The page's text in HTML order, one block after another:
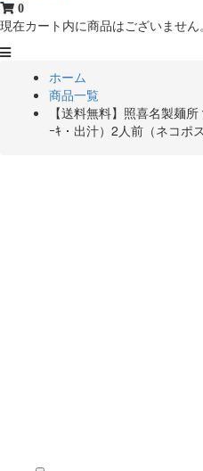
0
現在カート内に商品はございません。
ホーム
商品一覧
【送料無料】照喜名製麺
ｰｷ・出汁）2人前（ネコポス